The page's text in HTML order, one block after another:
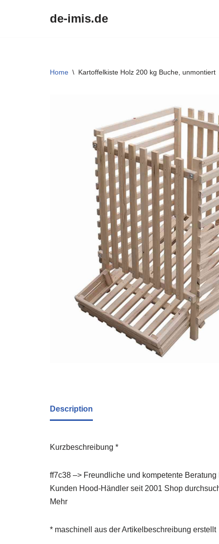
de-imis.de
Home \ Kartoffelkiste Holz 200 kg Buche, unmontiert
Description
Kurzbeschreibung *
ff7c38 –> Freundliche und kompetente
Kunden Hood-Händler seit 2001 Shop
Mehr
* maschinell aus der Artikelbeschreibung erstellt